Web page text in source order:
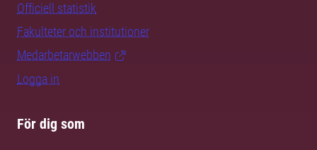
Officiell statistik
Fakulteter och institutioner
Medarbetarwebben
Logga in
För dig som